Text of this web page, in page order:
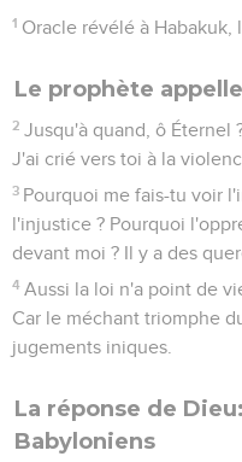
1 Oracle révélé à Habakuk,
Le prophète
2 Jusqu'à quand, ô Éternel
J'ai crié vers toi à la
3 Pourquoi me fais-tu voir
l'injustice ? Pourquoi
devant moi ? Il y a des
4 Aussi la loi n'a point de
Car le méchant triomphe
jugements iniques.
La réponse de
Babyloniens